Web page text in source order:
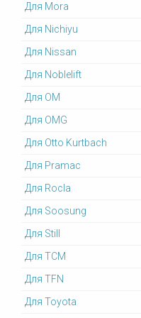
Для Mora
Для Nichiyu
Для Nissan
Для Noblelift
Для OM
Для OMG
Для Otto Kurtbach
Для Pramac
Для Rocla
Для Soosung
Для Still
Для TCM
Для TFN
Для Toyota